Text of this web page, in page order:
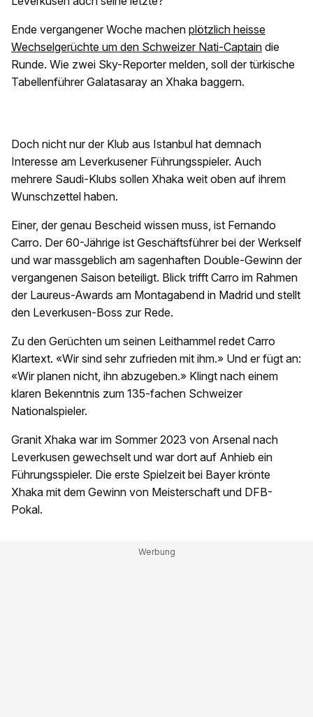
Ende vergangener Woche machen plötzlich heisse
Wechselgerüchte um den Schweizer Nati-Captain die
Runde. Wie zwei Sky-Reporter melden, soll der türkische
Tabellenführer Galatasaray an Xhaka baggern.
Doch nicht nur der Klub aus Istanbul hat demnach
Interesse am Leverkusener Führungsspieler. Auch
mehrere Saudi-Klubs sollen Xhaka weit oben auf ihrem
Wunschzettel haben.
Einer, der genau Bescheid wissen muss, ist Fernando
Carro. Der 60-Jährige ist Geschäftsführer bei der Werkself
und war massgeblich am sagenhaften Double-Gewinn der
vergangenen Saison beteiligt. Blick trifft Carro im Rahmen
der Laureus-Awards am Montagabend in Madrid und stellt
den Leverkusen-Boss zur Rede.
Zu den Gerüchten um seinen Leithammel redet Carro
Klartext. «Wir sind sehr zufrieden mit ihm.» Und er fügt an:
«Wir planen nicht, ihn abzugeben.» Klingt nach einem
klaren Bekenntnis zum 135-fachen Schweizer
Nationalspieler.
Granit Xhaka war im Sommer 2023 von Arsenal nach
Leverkusen gewechselt und war dort auf Anhieb ein
Führungsspieler. Die erste Spielzeit bei Bayer krönte
Xhaka mit dem Gewinn von Meisterschaft und DFB-
Pokal.